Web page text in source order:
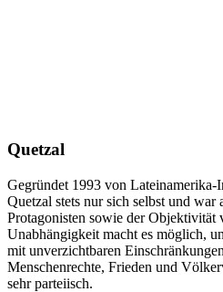
Quetzal
Gegründet 1993 von Lateinamerika-
Quetzal stets nur sich selbst und war
Protagonisten sowie der Objektivität
Unabhängigkeit macht es möglich,
mit unverzichtbaren
Menschenrechte, Frieden und
sehr parteiisch.